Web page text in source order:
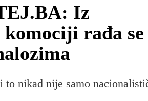
Iz
rađa se
nikad nije samo